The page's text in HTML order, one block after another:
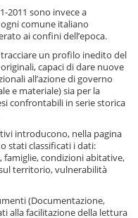
2011 sono invece a
comune italiano
ai confini dell’epoca.
un profilo inedito del
capaci di dare nuove
all’azione di governo
e materiale) sia per la
confrontabili in serie storica
introducono, nella pagina
stati classificati i dati:
famiglie, condizioni abitative,
territorio, vulnerabilità
(Documentazione,
alla facilitazione della lettura